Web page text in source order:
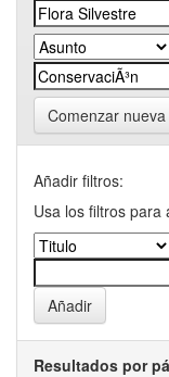
Comenzar
Añadir filtros:
Usa los filtros para
Resultados por